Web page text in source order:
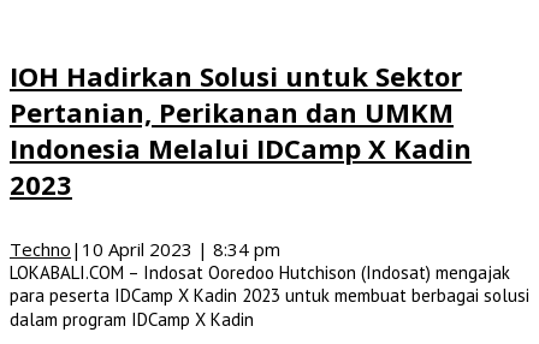
IOH Hadirkan Solusi untuk Sektor
Pertanian, Perikanan dan UMKM
Indonesia Melalui IDCamp X Kadin
2023
Techno | 10 April 2023 | 8:34 pm
LOKABALI.COM – Indosat Ooredoo Hutchison (Indosat) mengajak
para peserta IDCamp X Kadin 2023 untuk membuat berbagai solusi
dalam program IDCamp X Kadin